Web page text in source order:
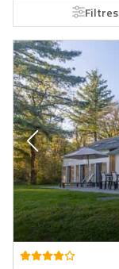
Chèque-cadeau
Propriétaire
Filtres